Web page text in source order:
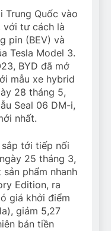
Trung Quốc vào
với tư cách là
pin (BEV) và
Tesla Model 3.
BYD đã mở
mẫu xe hybrid
28 tháng 5,
Seal 06 DM-i,
nhất.
sắp tới tiếp nối
25 tháng 3,
phẩm nhanh
Edition, ra
giá khởi điểm
giảm 5,27
bản tiền